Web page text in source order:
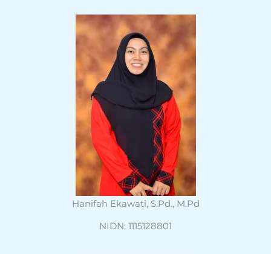
Hanifah Ekawati, S.Pd., M.Pd
NIDN: 1115128801